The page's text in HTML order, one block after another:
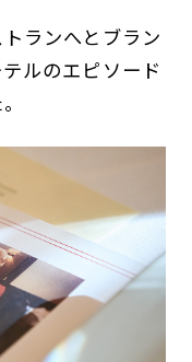
ランへとブラン
ルのエピソード